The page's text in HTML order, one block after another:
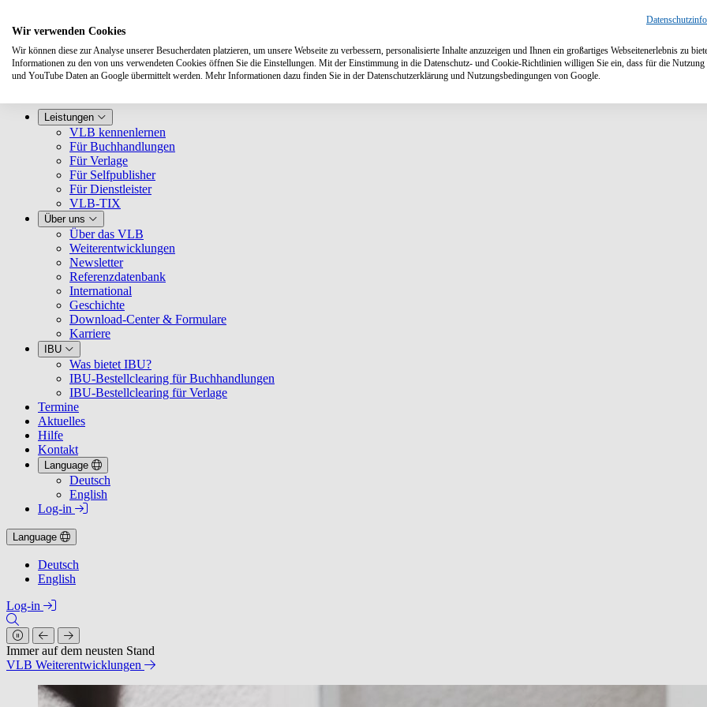
Leistungen
VLB kennenlernen
Für Buchhandlungen
Für Verlage
Für Selfpublisher
Für Dienstleister
VLB-TIX
Über uns
Über das VLB
Weiterentwicklungen
Newsletter
Referenzdatenbank
International
Geschichte
Download-Center & Formulare
Karriere
IBU
Was bietet IBU?
IBU-Bestellclearing für Buchhandlungen
IBU-Bestellclearing für Verlage
Termine
Aktuelles
Hilfe
Kontakt
Language
Deutsch
English
Log-in
Language
Deutsch
English
Log-in
Stand
Wir verwenden Cookies
Wir können diese zur Analyse unserer Besucherdaten platzieren, um unsere Webseite zu verbessern, personalisierte Inhalte anzuzeigen und Ihnen ein großartiges Webseitenerlebnis zu
Informationen zu den von uns verwendeten Cookies öffnen Sie die Einstellungen. Mit der Einstimmung in die Datenschutz- und Cookie-Richtlinien willigen Sie ein, dass für die
und YouTube Daten an Google übermittelt werden. Mehr Informationen dazu finden Sie in der Datenschutzerklärung und Nutzungsbedingungen von Google.